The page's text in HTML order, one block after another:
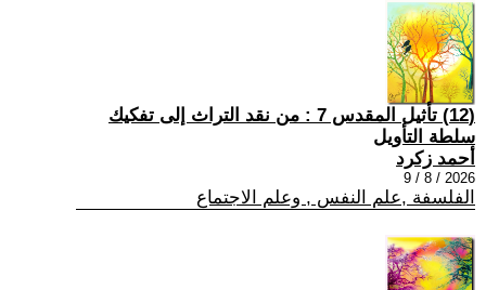
(12) تأثيل المقدس 7 : من نقد التراث إلى تفكيك
سلطة التأويل
أحمد زكرد
2026 / 8 / 9
الفلسفة ,علم النفس , وعلم الاجتماع